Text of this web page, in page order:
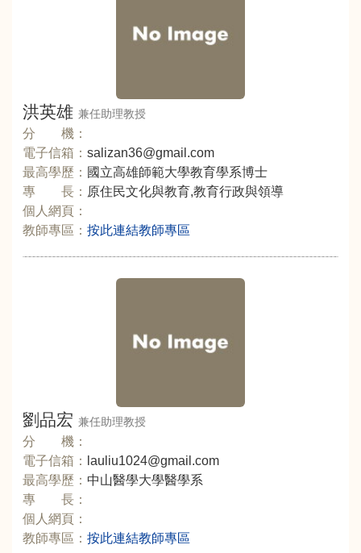
洪英雄 兼任助理教授
分 機：
電子信箱： salizan36@gmail.com
最高學歷： 國立高雄師範大學教育學系博士
專 長： 原住民文化與教育,教育行政與領導
個人網頁：
教師專區： 按此連結教師專區
劉品宏 兼任助理教授
分 機：
電子信箱：
lauliu1024@gmail.com
最高學歷： 中山醫學大學醫學系
專 長：
個人網頁：
教師專區： 按此連結教師專區